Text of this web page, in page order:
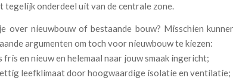
tegelijk onderdeel uit van de centrale zone.
over nieuwbouw of bestaande bouw? Misschien
argumenten om toch voor nieuwbouw te kiezen:
fris en nieuw en helemaal naar jouw smaak ingericht;
leefklimaat door hoogwaardige isolatie en ventilatie;